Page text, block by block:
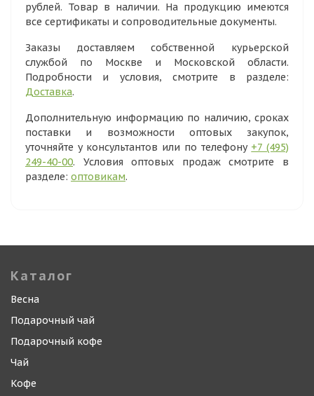
рублей. Товар в наличии. На продукцию имеются
все сертификаты и сопроводительные документы.
Заказы доставляем собственной курьерской
службой по Москве и Московской области.
Подробности и условия, смотрите в разделе:
Доставка.
Дополнительную информацию по наличию, сроках
поставки и возможности оптовых закупок,
уточняйте у консультантов или по телефону +7 (495)
249-40-00. Условия оптовых продаж смотрите в
разделе: оптовикам.
Каталог
Весна
Подарочный чай
Подарочный кофе
Чай
Кофе